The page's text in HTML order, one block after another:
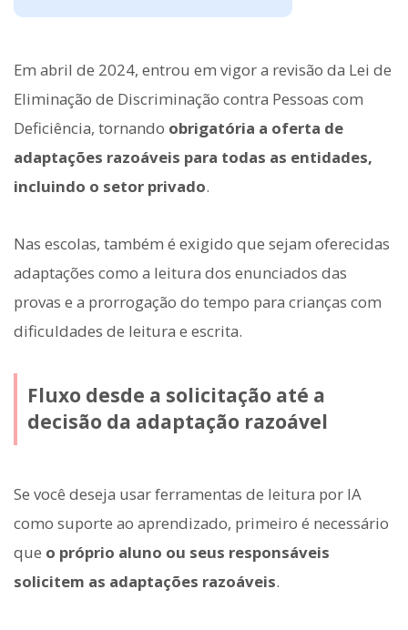
Em abril de 2024, entrou em vigor a revisão da Lei de
Eliminação de Discriminação contra Pessoas com
Deficiência, tornando obrigatória a oferta de
adaptações razoáveis para todas as entidades,
incluindo o setor privado.
Nas escolas, também é exigido que sejam oferecidas
adaptações como a leitura dos enunciados das
provas e a prorrogação do tempo para crianças com
dificuldades de leitura e escrita.
Fluxo desde a solicitação até a
decisão da adaptação razoável
Se você deseja usar ferramentas de leitura por IA
como suporte ao aprendizado, primeiro é necessário
que o próprio aluno ou seus responsáveis
solicitem as adaptações razoáveis.